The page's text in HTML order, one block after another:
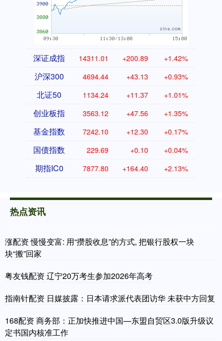
深证成指 14311.01 +200.89 +1.42%
沪深300 4694.44 +43.13 +0.93%
北证50 1134.24 +11.37 +1.01%
创业板指 3563.12 +47.56 +1.35%
基金指数 7242.10 +12.30 +0.17%
国债指数 229.69 +0.10 +0.04%
期指IC0 7877.80 +164.40 +2.13%
热点资讯
涨配资 慢慢变富: 用“攒股收息”的方式, 把银行股权一块
块“搬”回家
粤友钱配资 辽宁20万考生参加2026年高考
指南针配资 日媒披露：日本请求派代表团访华 未获中方回复
168配资 商务部：正加快推进中国—东盟自贸区3.0版升级议
定书国内核准工作